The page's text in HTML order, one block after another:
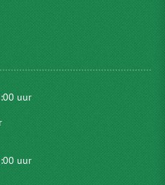
uur
uur